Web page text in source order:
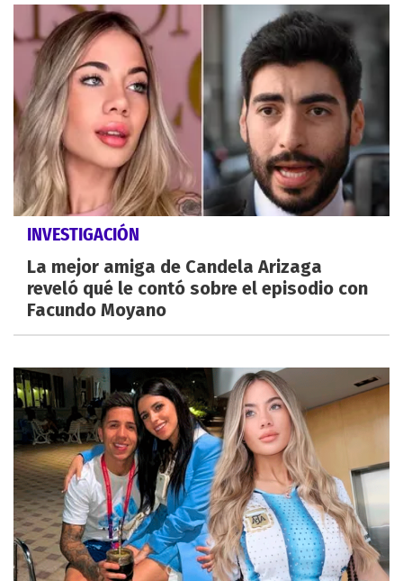
INVESTIGACIÓN
La mejor amiga de Candela Arizaga
reveló qué le contó sobre el episodio con
Facundo Moyano